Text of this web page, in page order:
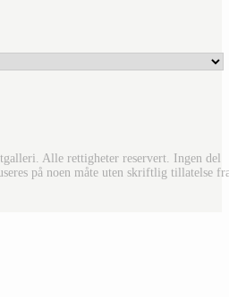
Alle rettigheter reservert. Ingen del
på noen måte uten skriftlig tillatelse